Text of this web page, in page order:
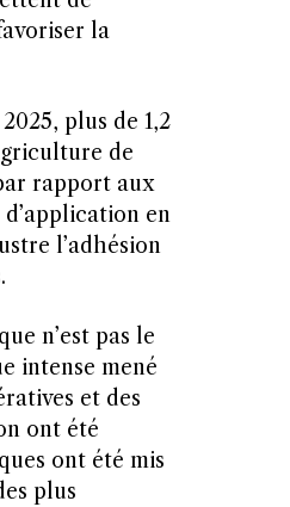
la
plus de 1,2
de
rapport aux
en
l’adhésion
n’est pas le
intense mené
et des
ont été
ont été mis
plus